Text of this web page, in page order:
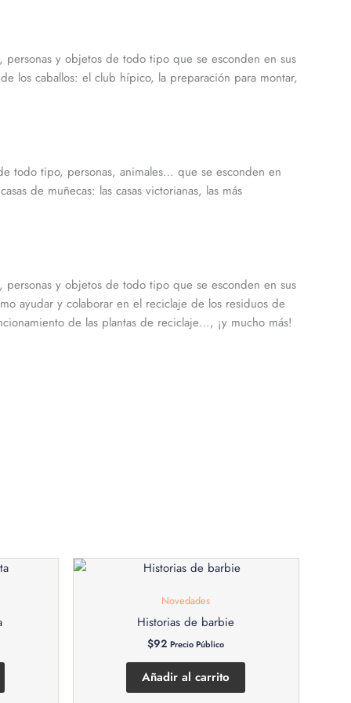
personas y objetos de todo tipo que se esconden en sus
los caballos: el club hípico, la preparación para montar,
todo tipo, personas, animales… que se esconden en
de muñecas: las casas victorianas, las más
personas y objetos de todo tipo que se esconden en sus
ayudar y colaborar en el reciclaje de los residuos de
de las plantas de reciclaje…, ¡y mucho más!
Novedades
Historias de barbie
$92 Precio Público
Añadir al carrito